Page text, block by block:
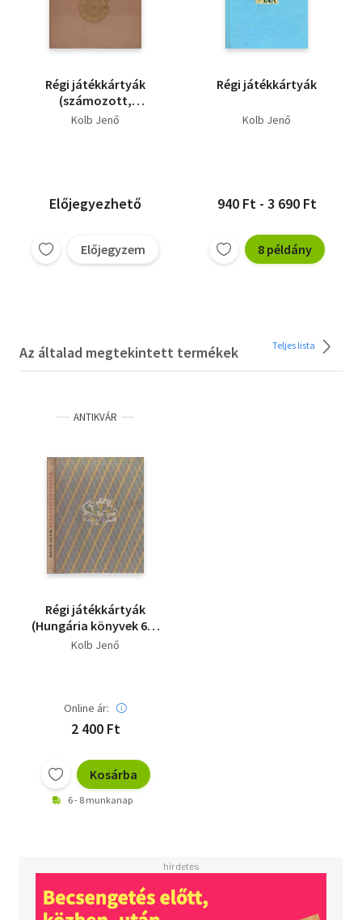
Régi játékkártyák
(számozott,
névreszóló)- nem
Kolb Jenő
Előjegyezhető
Előjegyzem
Régi játékkártyák
Kolb Jenő
940 Ft - 3 690 Ft
8 példány
Az általad megtekintett termékek Teljes lista
ANTIKVÁR
Régi játékkártyák
(Hungária könyvek 6.)-
nem reprint -
Kolb Jenő
Online ár:
2 400 Ft
Kosárba
6 - 8 munkanap